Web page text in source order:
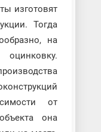
изготовят
Тогда
на
от
она